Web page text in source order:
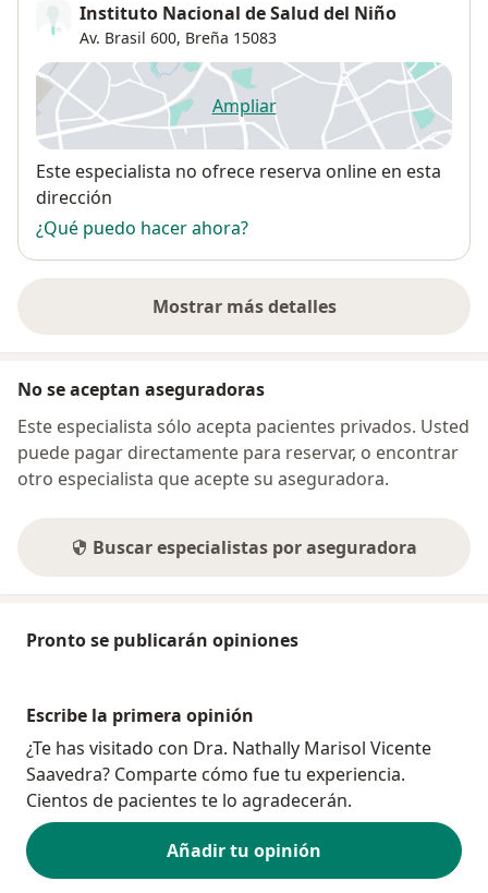
Instituto Nacional de Salud del Niño
Av. Brasil 600, Breña 15083
Ampliarse abre en una nueva
Disponibilidad
Este especialista no ofrece reserva online en esta
dirección
¿Qué puedo hacer ahora?
Mostrar más detalles
sobre la dirección
No se aceptan aseguradoras
Este especialista sólo acepta pacientes privados. Usted
puede pagar directamente para reservar, o encontrar
otro especialista que acepte su aseguradora.
Buscar especialistas por aseguradora
Pronto se publicarán opiniones
Escribe la primera opinión
¿Te has visitado con Dra. Nathally Marisol Vicente
Saavedra? Comparte cómo fue tu experiencia.
Cientos de pacientes te lo agradecerán.
Añadir tu opinión